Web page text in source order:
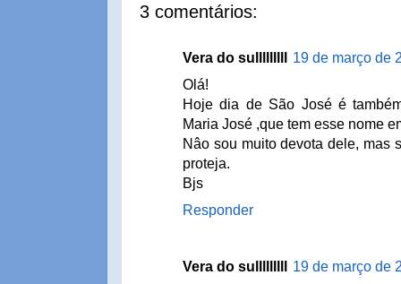
3 comentários:
Vera do sulllllllll
19 de março de
Olá!
Hoje dia de São José é
Maria José ,que tem esse nome
Nâo sou muito devota dele, mas
proteja.
Bjs
Responder
Vera do sulllllllll
19 de março de